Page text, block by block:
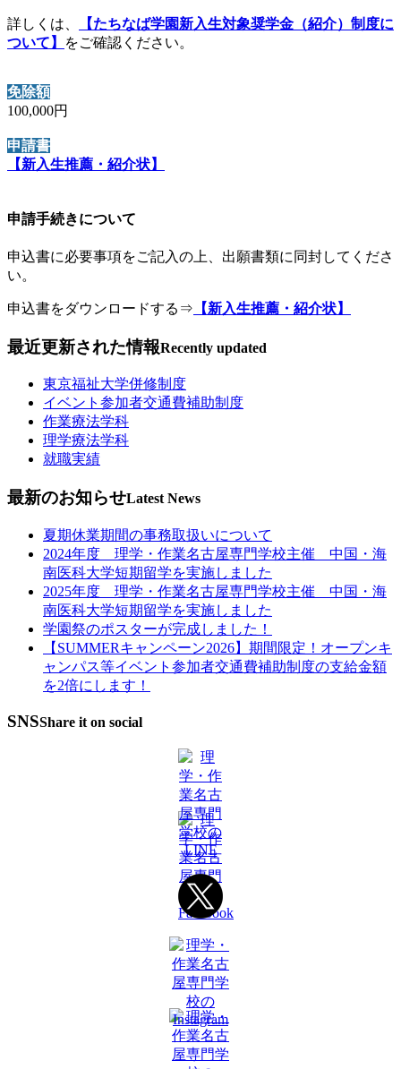
詳しくは、
【たちなば学園新入生対象奨学金（紹介）制度に
ついて】
をご確認ください。
免除額
100,000円
申請書
【新入生推薦・紹介状】
申請手続きについて
申込書に必要事項をご記入の上、出願書類に同封してくださ
い。
申込書をダウンロードする⇒ 【新入生推薦・紹介状】
最近更新された情報Recently updated
東京福祉大学併修制度
イベント参加者交通費補助制度
作業療法学科
理学療法学科
就職実績
最新のお知らせLatest News
夏期休業期間の事務取扱いについて
2024年度 理学・作業名古屋専門学校主催 中国・海
南医科大学短期留学を実施しました
2025年度 理学・作業名古屋専門学校主催 中国・海
南医科大学短期留学を実施しました
学園祭のポスターが完成しました！
【SUMMERキャンペーン2026】期間限定！オープンキ
ャンパス等イベント参加者交通費補助制度の支給金額
を2倍にします！
SNSShare it on social